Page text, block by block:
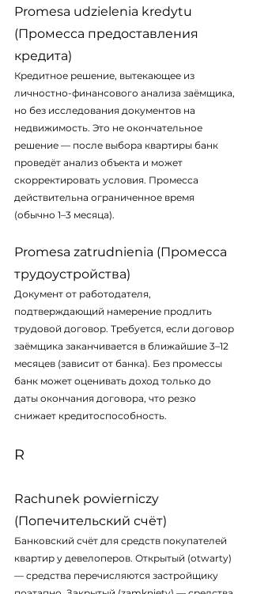
Promesa udzielenia kredytu
(Промесса предоставления
кредита)
Кредитное решение, вытекающее из
личностно-финансового анализа заёмщика,
но без исследования документов на
недвижимость. Это не окончательное
решение — после выбора квартиры банк
проведёт анализ объекта и может
скорректировать условия. Промесса
действительна ограниченное время
(обычно 1–3 месяца).
Promesa zatrudnienia (Промесса
трудоустройства)
Документ от работодателя,
подтверждающий намерение продлить
трудовой договор. Требуется, если договор
заёмщика заканчивается в ближайшие 3–12
месяцев (зависит от банка). Без промессы
банк может оценивать доход только до
даты окончания договора, что резко
снижает кредитоспособность.
R
Rachunek powierniczy
(Попечительский счёт)
Банковский счёт для средств покупателей
квартир у девелоперов. Открытый (otwarty)
— средства перечисляются застройщику